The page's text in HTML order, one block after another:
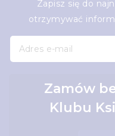
Zapisz się do
otrzymywać
Zamów
Klubu